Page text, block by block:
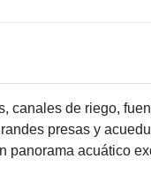
canales de riego,
presas y
panorama acuático